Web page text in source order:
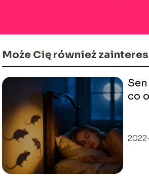
Może Cię również
co